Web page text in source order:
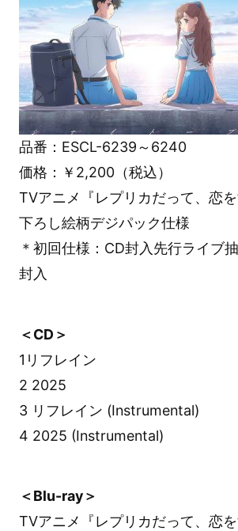
品番：ESCL-6239～6240
価格：￥2,200（税込）
TVアニメ『レプリカだって、恋
下ろし絵柄デジパック仕様
＊初回仕様：CD封入先行ライブ
封入
＜CD＞
1リフレイン
2 2025
3 リフレイン (Instrumental)
4 2025 (Instrumental)
＜Blu-ray＞
TVアニメ『レプリカだって、恋